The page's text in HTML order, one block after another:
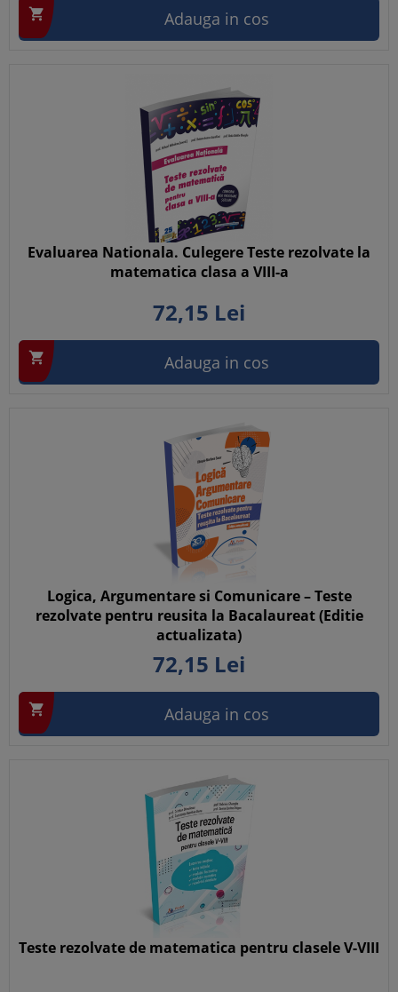
 Adauga in cos
Evaluarea Nationala. Culegere Teste rezolvate la
matematica clasa a VIII-a
72,15 Lei
 Adauga in cos
Logica, Argumentare si Comunicare – Teste
rezolvate pentru reusita la Bacalaureat (Editie
actualizata)
72,15 Lei
 Adauga in cos
Teste rezolvate de matematica pentru clasele V-VIII